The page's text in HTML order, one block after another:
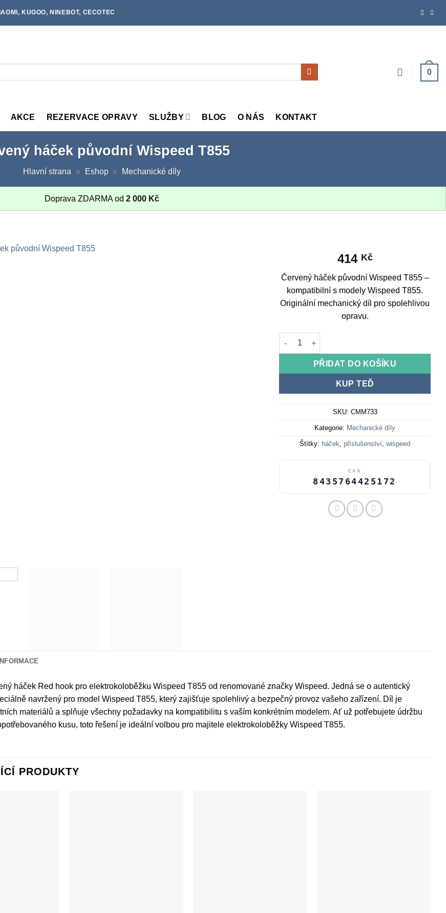
KUGOO, NINEBOT, CECOTEC
0
AKCE REZERVACE OPRAVY SLUŽBY BLOG O NÁS KONTAKT
háček původní Wispeed T855
Hlavní strana » Eshop » Mechanické díly
Doprava ZDARMA od 2 000 Kč
414 Kč
Červený háček původní Wispeed T855 –
kompatibilní s modely Wispeed T855.
Originální mechanický díl pro spolehlivou
opravu.
Červený háček původní Wispeed T855
PŘIDAT DO KOŠÍKU
KUP TEĎ
SKU: CMM733
Kategorie: Mechanické díly
Štítky: háček,příslušenství,wispeed
EAN
8435764425172
háček Red hook pro elektrokoloběžku Wispeed T855 od renomované značky Wispeed. Jedná se o autentický
navržený pro model Wispeed T855, který zajišťuje spolehlivý a bezpečný provoz vašeho zařízení. Díl je
materiálů a splňuje všechny požadavky na kompatibilitu s vaším konkrétním modelem. Ať už potřebujete údržbu
kusu, toto řešení je ideální volbou pro majitele elektrokoloběžky Wispeed T855.
PRODUKTY